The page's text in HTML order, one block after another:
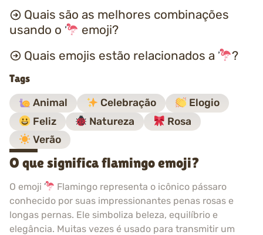
Quais são as melhores combinações
usando o
emoji?
Quais emojis estão relacionados a
?
Tags
Animal Celebração
Elogio
Feliz
Natureza
Rosa
Verão
O que significa flamingo emoji?
O emoji
Flamingo representa o icônico pássaro
conhecido por suas impressionantes penas rosas e
longas pernas. Ele simboliza beleza, equilíbrio e
elegância. Muitas vezes é usado para transmitir um